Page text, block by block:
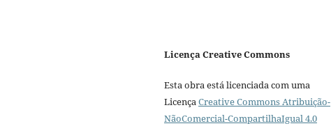
Licença Creative Commons
Esta obra está licenciada com uma
LicençaCreative Commons Atribuição-
NãoComercial-CompartilhaIgual 4.0